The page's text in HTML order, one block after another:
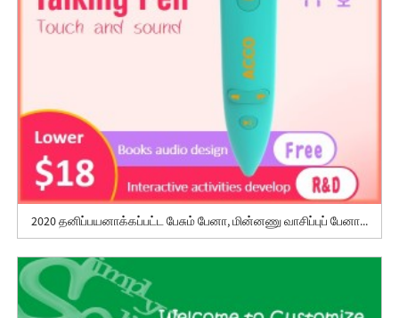
2020 தனிப்பயனாக்கப்பட்ட பேசும் பேனா, மின்னணு வாசிப்புப் பேனா...